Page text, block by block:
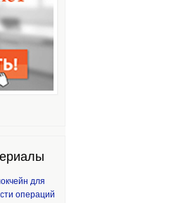
для
операций